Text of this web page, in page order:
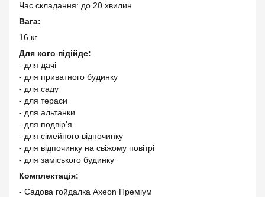
Час складання: до 20 хвилин
Вага:
16 кг
Для кого підійде:
- для дачі
- для приватного будинку
- для саду
- для тераси
- для альтанки
- для подвір'я
- для сімейного відпочинку
- для відпочинку на свіжому повітрі
- для заміського будинку
Комплектація:
- Садова гойдалка Axeon Преміум